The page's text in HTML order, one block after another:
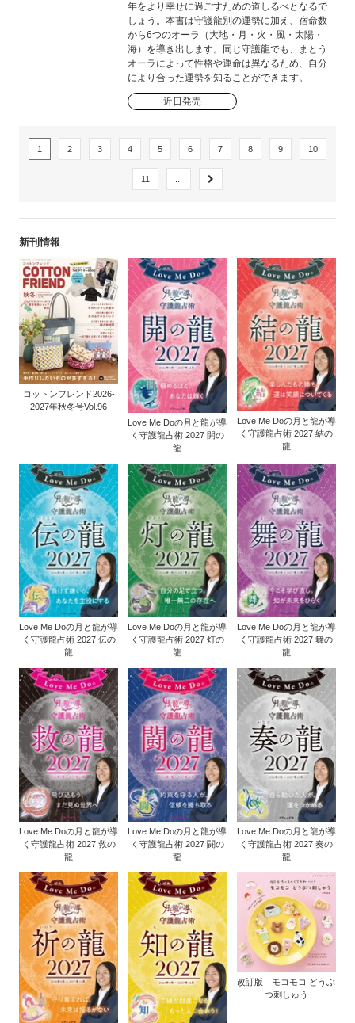
年をより幸せに過ごすための道しるべとなるで
しょう。本書は守護龍別の運勢に加え、宿命数
から6つのオーラ（大地・月・火・風・太陽・
海）を導き出します。同じ守護龍でも、まとう
オーラによって性格や運命は異なるため、自分
により合った運勢を知ることができます。
近日発売
1 2 3 4 5 6 7 8 9 10
11
新刊情報
コットンフレンド2026-
2027年秋冬号Vol.96
Love Me Doの月と龍が導
く守護龍占術 2027 開の
龍
Love Me Doの月と龍が導
く守護龍占術 2027 結の
龍
Love Me Doの月と龍が導
く守護龍占術 2027 伝の
龍
Love Me Doの月と龍が導
く守護龍占術 2027 灯の
龍
Love Me Doの月と龍が導
く守護龍占術 2027 舞の
龍
Love Me Doの月と龍が導
く守護龍占術 2027 救の
龍
Love Me Doの月と龍が導
く守護龍占術 2027 闘の
龍
Love Me Doの月と龍が導
く守護龍占術 2027 奏の
龍
改訂版 モコモコ どうぶ
つ刺しゅう